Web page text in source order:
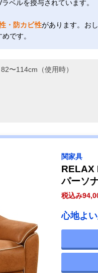
ベルを授与されています。
・防カビ性があります。お
です。
〜114cm（使用時）
関家具
RELAX
パーソ
税込み
心地よ